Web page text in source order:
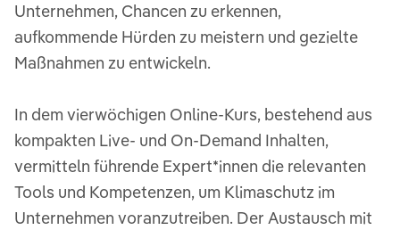
Unternehmen, Chancen zu erkennen,
aufkommende Hürden zu meistern und gezielte
Maßnahmen zu entwickeln.
In dem vierwöchigen Online-Kurs, bestehend aus
kompakten Live- und On-Demand Inhalten,
vermitteln führende Expert*innen die relevanten
Tools und Kompetenzen, um Klimaschutz im
Unternehmen voranzutreiben. Der Austausch mit